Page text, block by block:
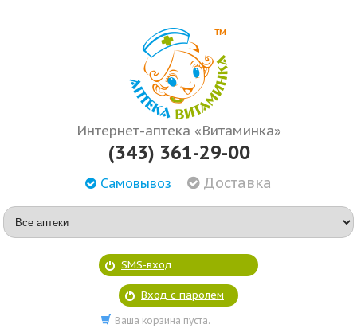
Интернет-аптека «Витаминка»
(343) 361-29-00
Самовывоз Доставка
SMS-вход
Вход с паролем
Ваша корзина пуста.